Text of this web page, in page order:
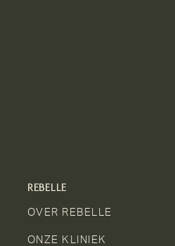
REBELLE
OVER REBELLE
ONZE KLINIEK